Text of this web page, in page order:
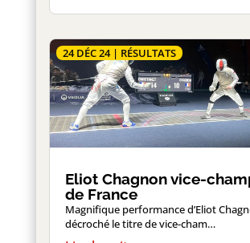
Eliot Chagnon vice-
de France
24 DÉC 24| RÉSULTATS
Magnifique performance d’Eliot
décroché le titre de vice-cham…